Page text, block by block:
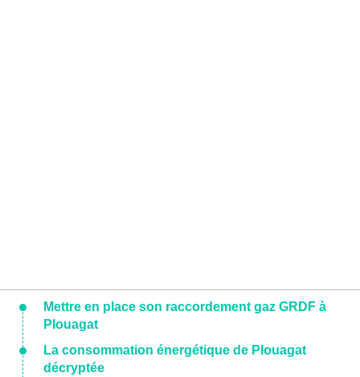
Mettre en place son raccordement gaz GRDF à
Plouagat
La consommation énergétique de Plouagat
décryptée